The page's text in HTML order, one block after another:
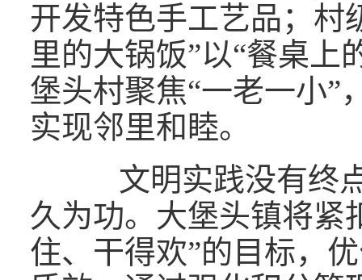
开发特色手工艺品；村
里的大锅饭”以“餐桌上
堡头村聚焦“一老一小”
实现邻里和睦。
文明实践没有终点
久为功。大堡头镇将紧
住、干得欢”的目标，